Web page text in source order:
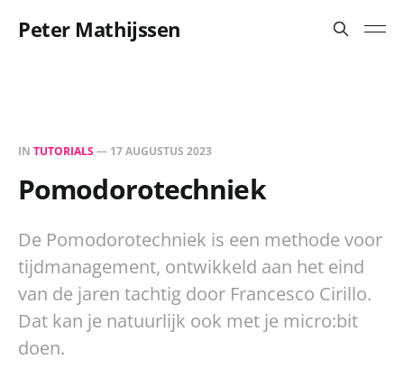
Peter Mathijssen
IN TUTORIALS— 17 AUGUSTUS 2023
Pomodorotechniek
De Pomodorotechniek is een methode voor
tijdmanagement, ontwikkeld aan het eind
van de jaren tachtig door Francesco Cirillo.
Dat kan je natuurlijk ook met je micro:bit
doen.